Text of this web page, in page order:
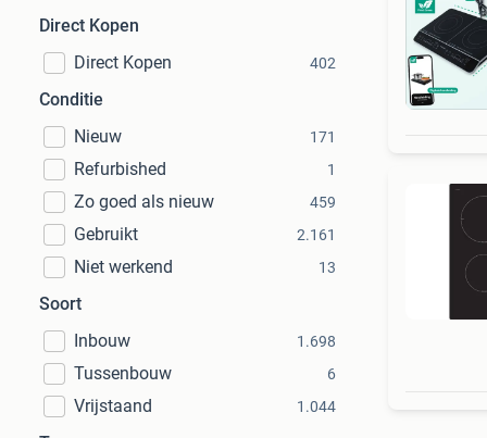
Direct Kopen
Direct Kopen
402
Conditie
Nieuw
171
Refurbished 1
Zo goed als nieuw 459
Gebruikt 2.161
Niet werkend 13
Soort
Inbouw
1.698
Tussenbouw 6
Vrijstaand 1.044